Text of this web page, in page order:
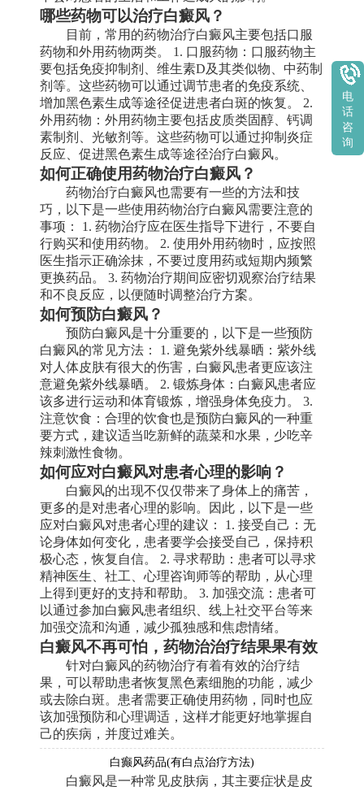
哪些药物可以治疗白癜风？
目前，常用的药物治疗白癜风主要包括口服
药物和外用药物两类。 1. 口服药物：口服药物主
要包括免疫抑制剂、维生素D及其类似物、中药制
剂等。这些药物可以通过调节患者的免疫系统、
增加黑色素生成等途径促进患者白斑的恢复。 2.
外用药物：外用药物主要包括皮质类固醇、钙调
素制剂、光敏剂等。这些药物可以通过抑制炎症
反应、促进黑色素生成等途径治疗白癜风。
如何正确使用药物治疗白癜风？
药物治疗白癜风也需要有一些的方法和技
巧，以下是一些使用药物治疗白癜风需要注意的
事项： 1. 药物治疗应在医生指导下进行，不要自
行购买和使用药物。 2. 使用外用药物时，应按照
医生指示正确涂抹，不要过度用药或短期内频繁
更换药品。 3. 药物治疗期间应密切观察治疗结果
和不良反应，以便随时调整治疗方案。
如何预防白癜风？
预防白癜风是十分重要的，以下是一些预防
白癜风的常见方法： 1. 避免紫外线暴晒：紫外线
对人体皮肤有很大的伤害，白癜风患者更应该注
意避免紫外线暴晒。 2. 锻炼身体：白癜风患者应
该多进行运动和体育锻炼，增强身体免疫力。 3.
注意饮食：合理的饮食也是预防白癜风的一种重
要方式，建议适当吃新鲜的蔬菜和水果，少吃辛
辣刺激性食物。
如何应对白癜风对患者心理的影响？
白癜风的出现不仅仅带来了身体上的痛苦，
更多的是对患者心理的影响。因此，以下是一些
应对白癜风对患者心理的建议： 1. 接受自己：无
论身体如何变化，患者要学会接受自己，保持积
极心态，恢复自信。 2. 寻求帮助：患者可以寻求
精神医生、社工、心理咨询师等的帮助，从心理
上得到更好的支持和帮助。 3. 加强交流：患者可
以通过参加白癜风患者组织、线上社交平台等来
加强交流和沟通，减少孤独感和焦虑情绪。
白癜风不再可怕，药物治治疗结果果有效
针对白癜风的药物治疗有着有效的治疗结
果，可以帮助患者恢复黑色素细胞的功能，减少
或去除白斑。患者需要正确使用药物，同时也应
该加强预防和心理调适，这样才能更好地掌握自
己的疾病，并度过难关。
白癫风药品(有白点治疗方法)
白癜风是一种常见皮肤病，其主要症状是皮
电
话
咨
询